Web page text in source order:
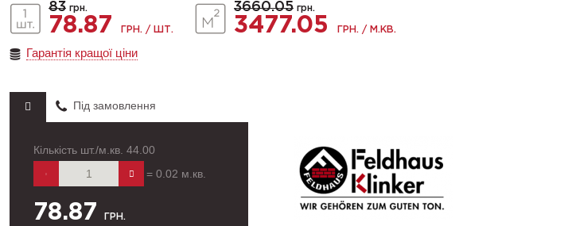
83 грн.
78.87 ГРН. / ШТ.
3660.05 грн.
3477.05 ГРН. / М.КВ.
Гарантія кращої ціни
Під замовлення
Кількість шт./м.кв. 44.00
= 0.02 м.кв.
78.87 ГРН.